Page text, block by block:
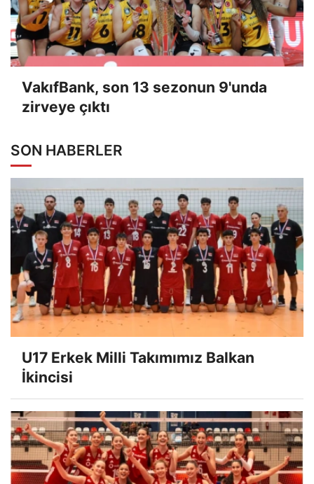
VakıfBank, son 13 sezonun 9'unda
zirveye çıktı
SON HABERLER
U17 Erkek Milli Takımımız Balkan
İkincisi